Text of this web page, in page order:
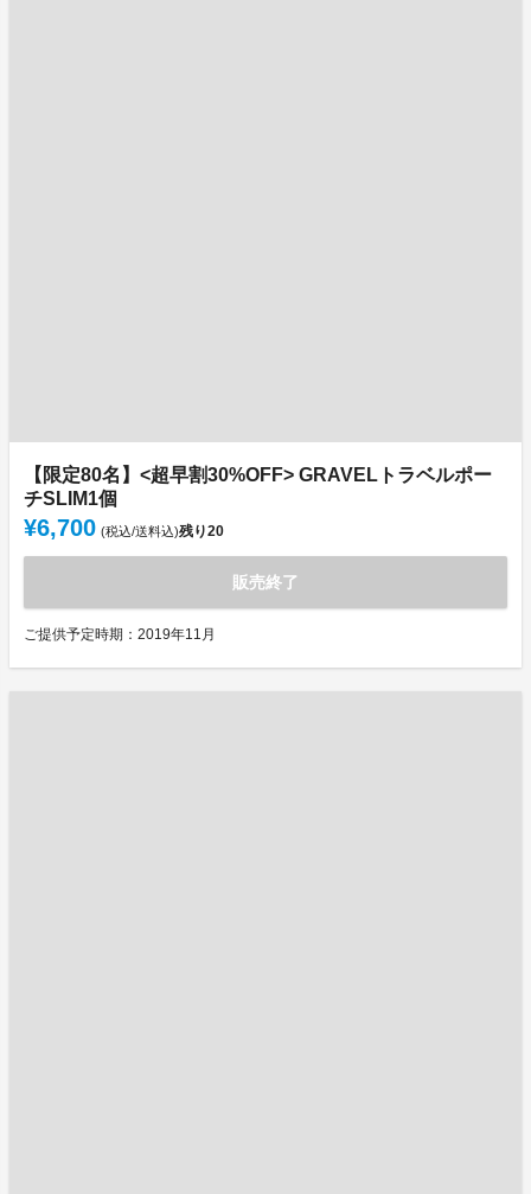
【限定80名】<超早割30%OFF> GRAVELトラベルポー
チSLIM1個
¥6,700 (税込/送料込)残り20
販売終了
ご提供予定時期：2019年11月